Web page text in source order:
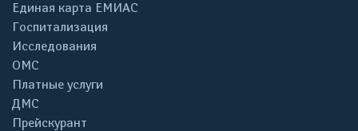
Единая карта ЕМИАС
Госпитализация
Исследования
ОМС
Платные услуги
ДМС
Прейскурант